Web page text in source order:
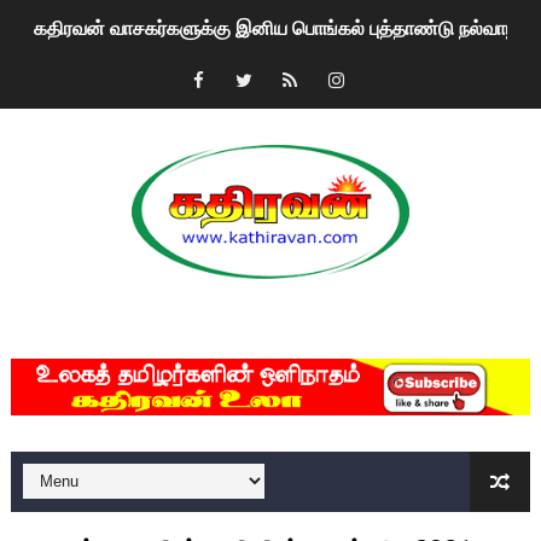
கதிரவன் வாசகர்களுக்கு இனிய பொங்கல் புத்தாண்டு
மகிந்த ராஜபக்சே பதவி விலக திட்டம்?
காணாமல் போகும் பிள்ளையார்கள்!
குண்டை தூக்கிப்போட்ட ஆய்வு…. இந்தியாவின் “கோவிஷீல்டு”
ஏர்போர்ட்டில் உதைத்த நபர் யார், என்ன நடந்தது?: உண்மையை
சீனா இலங்கையிடம் 8 மில்லியன் அமெரிக்க டொலர் நட்டஈடு
01/11/2021 Scotland ல் நடைபெறும் கண்டனப்
பாலச்சந்திரன் மற்றும் தன்னிடம் படித்த மாணவர்கள் தொடர்பில்